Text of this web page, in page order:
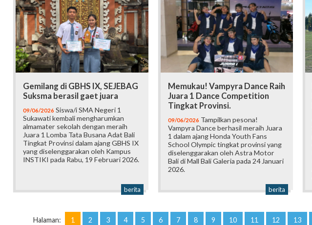
Gemilang di GBHS IX, SEJEBAG
Suksma berasil gaet juara
09/06/2026 Siswa/i SMA Negeri 1
Sukawati kembali mengharumkan
almamater sekolah dengan meraih
Juara 1 Lomba Tata Busana Adat Bali
Tingkat Provinsi dalam ajang GBHS IX
yang diselenggarakan oleh Kampus
INSTIKI pada Rabu, 19 Februari 2026.
berita
Memukau! Vampyra Dance Raih
Juara 1 Dance Competition
Tingkat Provinsi.
09/06/2026 Tampilkan pesona!
Vampyra Dance berhasil meraih Juara
1 dalam ajang Honda Youth Fans
School Olympic tingkat provinsi yang
diselenggarakan oleh Astra Motor
Bali di Mall Bali Galeria pada 24 Januari
2026.
berita
Halaman: 1 2 3 4 5 6 7 8 9 10 11 12 13